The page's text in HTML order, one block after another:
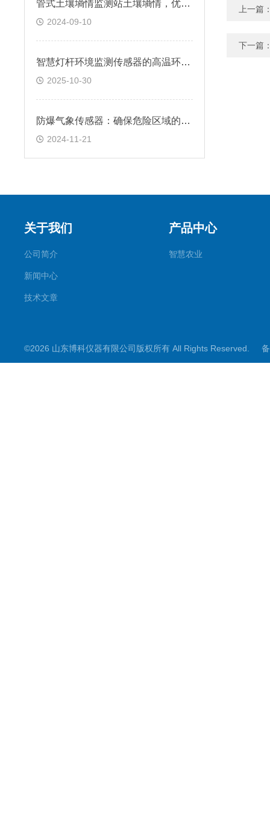
管式土壤墒情监测站土壤墒情，优化灌溉方案&2024顺丰包邮
2024-09-10
智慧灯杆环境监测传感器的高温环境耐受极限
2025-10-30
防爆气象传感器：确保危险区域的气象监测*
2024-11-21
上一篇
下一篇
关于我们
公司简介
新闻中心
技术文章
产品中心
智慧农业
©2026 山东博科仪器有限公司版权所有 All Rights Reserved.